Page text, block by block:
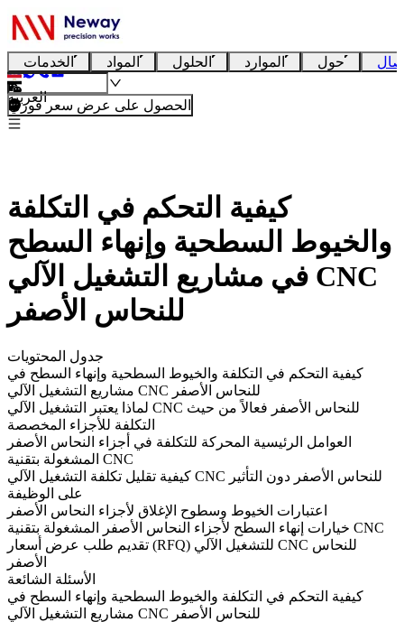
الخدمات المواد الحلول الموارد حول
العربية
الحصول على عرض سعر فوري
كيفية التحكم في التكلفة
والخيوط السطحية وإنهاء السطح
في مشاريع التشغيل الآلي CNC
للنحاس الأصفر
جدول المحتويات
كيفية التحكم في التكلفة والخيوط السطحية وإنهاء السطح في
مشاريع التشغيل الآلي CNC للنحاس الأصفر
لماذا يعتبر التشغيل الآلي CNC للنحاس الأصفر فعالاً من حيث
التكلفة للأجزاء المخصصة
العوامل الرئيسية المحركة للتكلفة في أجزاء النحاس الأصفر
المشغولة بتقنية CNC
كيفية تقليل تكلفة التشغيل الآلي CNC للنحاس الأصفر دون التأثير
على الوظيفة
اعتبارات الخيوط وسطوح الإغلاق لأجزاء النحاس الأصفر
خيارات إنهاء السطح لأجزاء النحاس الأصفر المشغولة بتقنية CNC
تقديم طلب عرض أسعار (RFQ) للتشغيل الآلي CNC للنحاس
الأصفر
الأسئلة الشائعة
كيفية التحكم في التكلفة والخيوط السطحية وإنهاء السطح في
مشاريع التشغيل الآلي CNC للنحاس الأصفر